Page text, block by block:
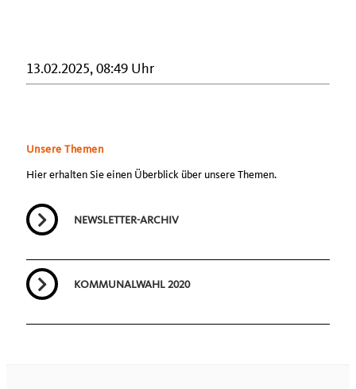
13.02.2025, 08:49 Uhr
Unsere Themen
Hier erhalten Sie einen Überblick über unsere Themen.
NEWSLETTER-ARCHIV
KOMMUNALWAHL 2020